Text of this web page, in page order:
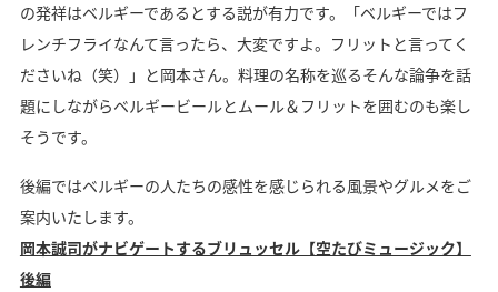
の発祥はベルギーであるとする説が有力です。「ベルギーではフ
レンチフライなんて言ったら、大変ですよ。フリットと言ってく
ださいね（笑）」と岡本さん。料理の名称を巡るそんな論争を話
題にしながらベルギービールとムール＆フリットを囲むのも楽し
そうです。
後編ではベルギーの人たちの感性を感じられる風景やグルメをご
案内いたします。
岡本誠司がナビゲートするブリュッセル【空たびミュージック】
後編